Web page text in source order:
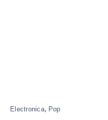
Electronica, Pop